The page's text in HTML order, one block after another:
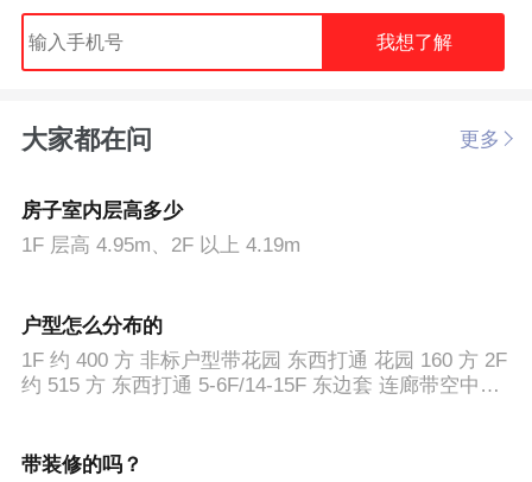
我想了解
大家都在问 更多
房子室内层高多少
1F 层高 4.95m、2F 以上 4.19m
户型怎么分布的
1F 约 400 方 非标户型带花园 东西打通 花园 160 方 2F
约 515 方 东西打通 5-6F/14-15F 东边套 连廊带空中露
带装修的吗？